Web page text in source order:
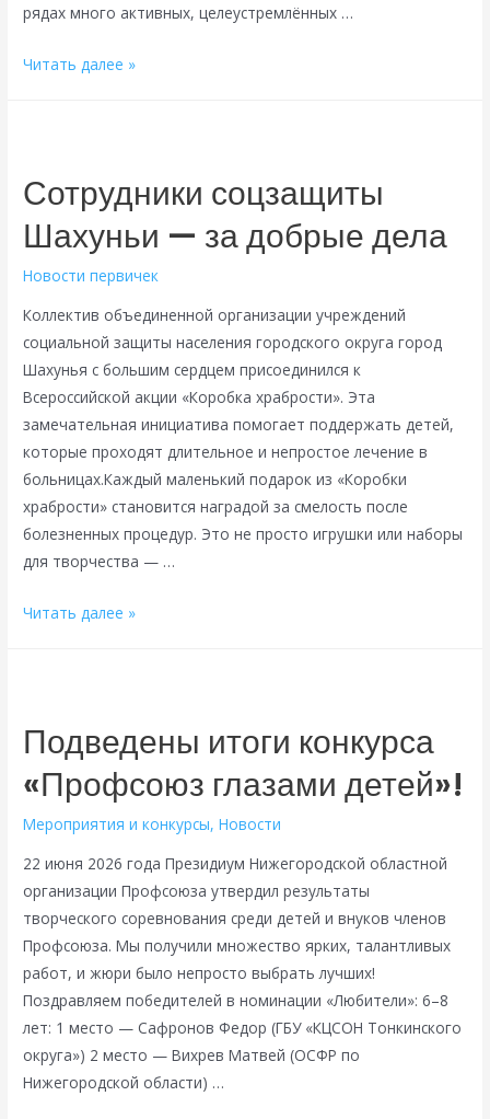
рядах много активных, целеустремлённых …
С
Читать далее »
Сотрудники соцзащиты
Шахуньи — за добрые дела
Новости первичек
Коллектив объединенной организации учреждений
социальной защиты населения городского округа город
Шахунья с большим сердцем присоединился к
Всероссийской акции «Коробка храбрости». Эта
замечательная инициатива помогает поддержать детей,
которые проходят длительное и непростое лечение в
больницах.Каждый маленький подарок из «Коробки
храбрости» становится наградой за смелость после
болезненных процедур. Это не просто игрушки или наборы
для творчества — …
Сотрудники
добрые
дела
Читать далее »
Подведены итоги конкурса
«Профсоюз глазами детей»!
Мероприятия и конкурсы,Новости
22 июня 2026 года Президиум Нижегородской областной
организации Профсоюза утвердил результаты
творческого соревнования среди детей и внуков членов
Профсоюза. Мы получили множество ярких, талантливых
работ, и жюри было непросто выбрать лучших!
Поздравляем победителей в номинации «Любители»: 6–8
лет: 1 место — Сафронов Федор (ГБУ «КЦСОН Тонкинского
округа») 2 место — Вихрев Матвей (ОСФР по
Нижегородской области) …